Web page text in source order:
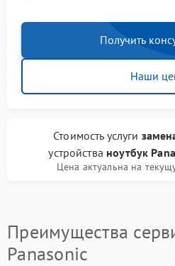
Получить
Наши
Стоимость услуги
устройства ноутбук
Цена актуальна на
Преимущества
Panasonic